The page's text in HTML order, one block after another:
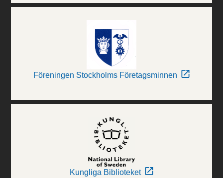
Föreningen Stockholms Företagsminnen
Kungliga Biblioteket